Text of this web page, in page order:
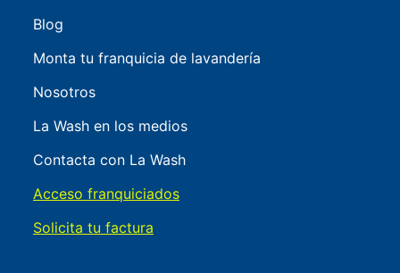
Blog
Monta tu franquicia de lavandería
Nosotros
La Wash en los medios
Contacta con La Wash
Acceso franquiciados
Solicita tu factura